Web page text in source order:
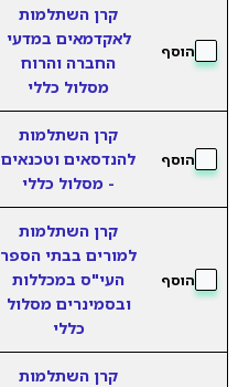
הוסף
קרן השתלמות
לאקדמאים במדעי
החברה והרוח
מסלול כללי
הוסף
קרן השתלמות
להנדסאים וטכנאים
- מסלול כללי
הוסף
קרן השתלמות
למורים בבתי הספר
העי"ס במכללות
ובסמינרים מסלול
כללי
קרן השתלמות